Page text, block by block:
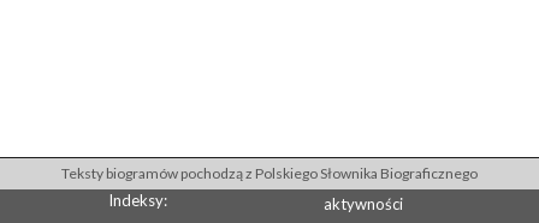
Teksty biogramów pochodzą z Polskiego Słownika Biograficznego
Indeksy:
aktywności